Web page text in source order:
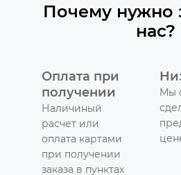
Почему нужно
нас?
Оплата при
получении
Наличиный
расчет или
оплата картами
при получении
заказа в пунктах
Мы